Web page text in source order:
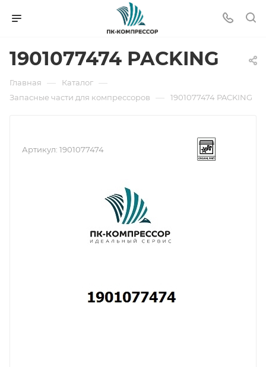
1901077474 PACKING
Главная — Каталог —
Запасные части для компрессоров — 1901077474 PACKING
Артикул: 1901077474